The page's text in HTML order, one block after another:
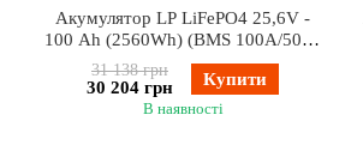
Акумулятор LP LiFePO4 25,6V -
100 Ah (2560Wh) (BMS 100A/50А)
пластик Smart BT
31 138 грн
30 204 грн Купити
В наявності